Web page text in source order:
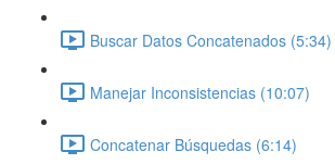
Buscar Datos Concatenados (5:34)
Manejar Inconsistencias (10:07)
Concatenar Búsquedas (6:14)